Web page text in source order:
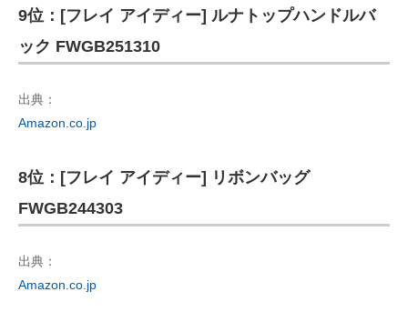
9位：[フレイ アイディー] ルナトップハンドルバ
ック FWGB251310
出典：
Amazon.co.jp
8位：[フレイ アイディー] リボンバッグ
FWGB244303
出典：
Amazon.co.jp